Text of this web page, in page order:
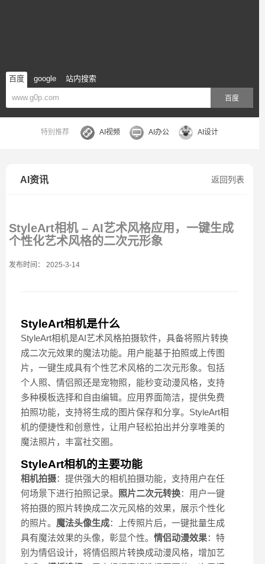
百度 google 站内搜索
百度
特别推荐 AI视频 AI办公 AI设计
返回列表
AI资讯
StyleArt相机 – AI艺术风格应用，一键生成
个性化艺术风格的二次元形象
发布时间： 2025-3-14
StyleArt相机是什么
StyleArt相机是AI艺术风格拍摄软件，具备将照片转换
成二次元效果的魔法功能。用户能基于拍照或上传图
片，一键生成具有个性艺术风格的二次元形象。包括
个人照、情侣照还是宠物照，能秒变动漫风格，支持
多种模板选择和自由编辑。应用界面简洁，提供免费
拍照功能，支持将生成的图片保存和分享。StyleArt相
机的便捷性和创意性，让用户轻松拍出并分享唯美的
魔法照片，丰富社交圈。
StyleArt相机的主要功能
相机拍摄：提供强大的相机拍摄功能，支持用户在任
何场景下进行拍照记录。 照片二次元转换：用户一键
将拍摄的照片转换成二次元风格的效果，展示个性化
的照片。 魔法头像生成：上传照片后，一键批量生成
具有魔法效果的头像，彰显个性。 情侣动漫效果：特
别为情侣设计，将情侣照片转换成动漫风格，增加艺